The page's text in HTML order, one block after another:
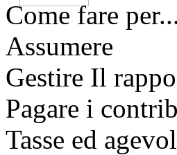
Come fare
Assumere
Gestire Il
Pagare i
Tasse ed